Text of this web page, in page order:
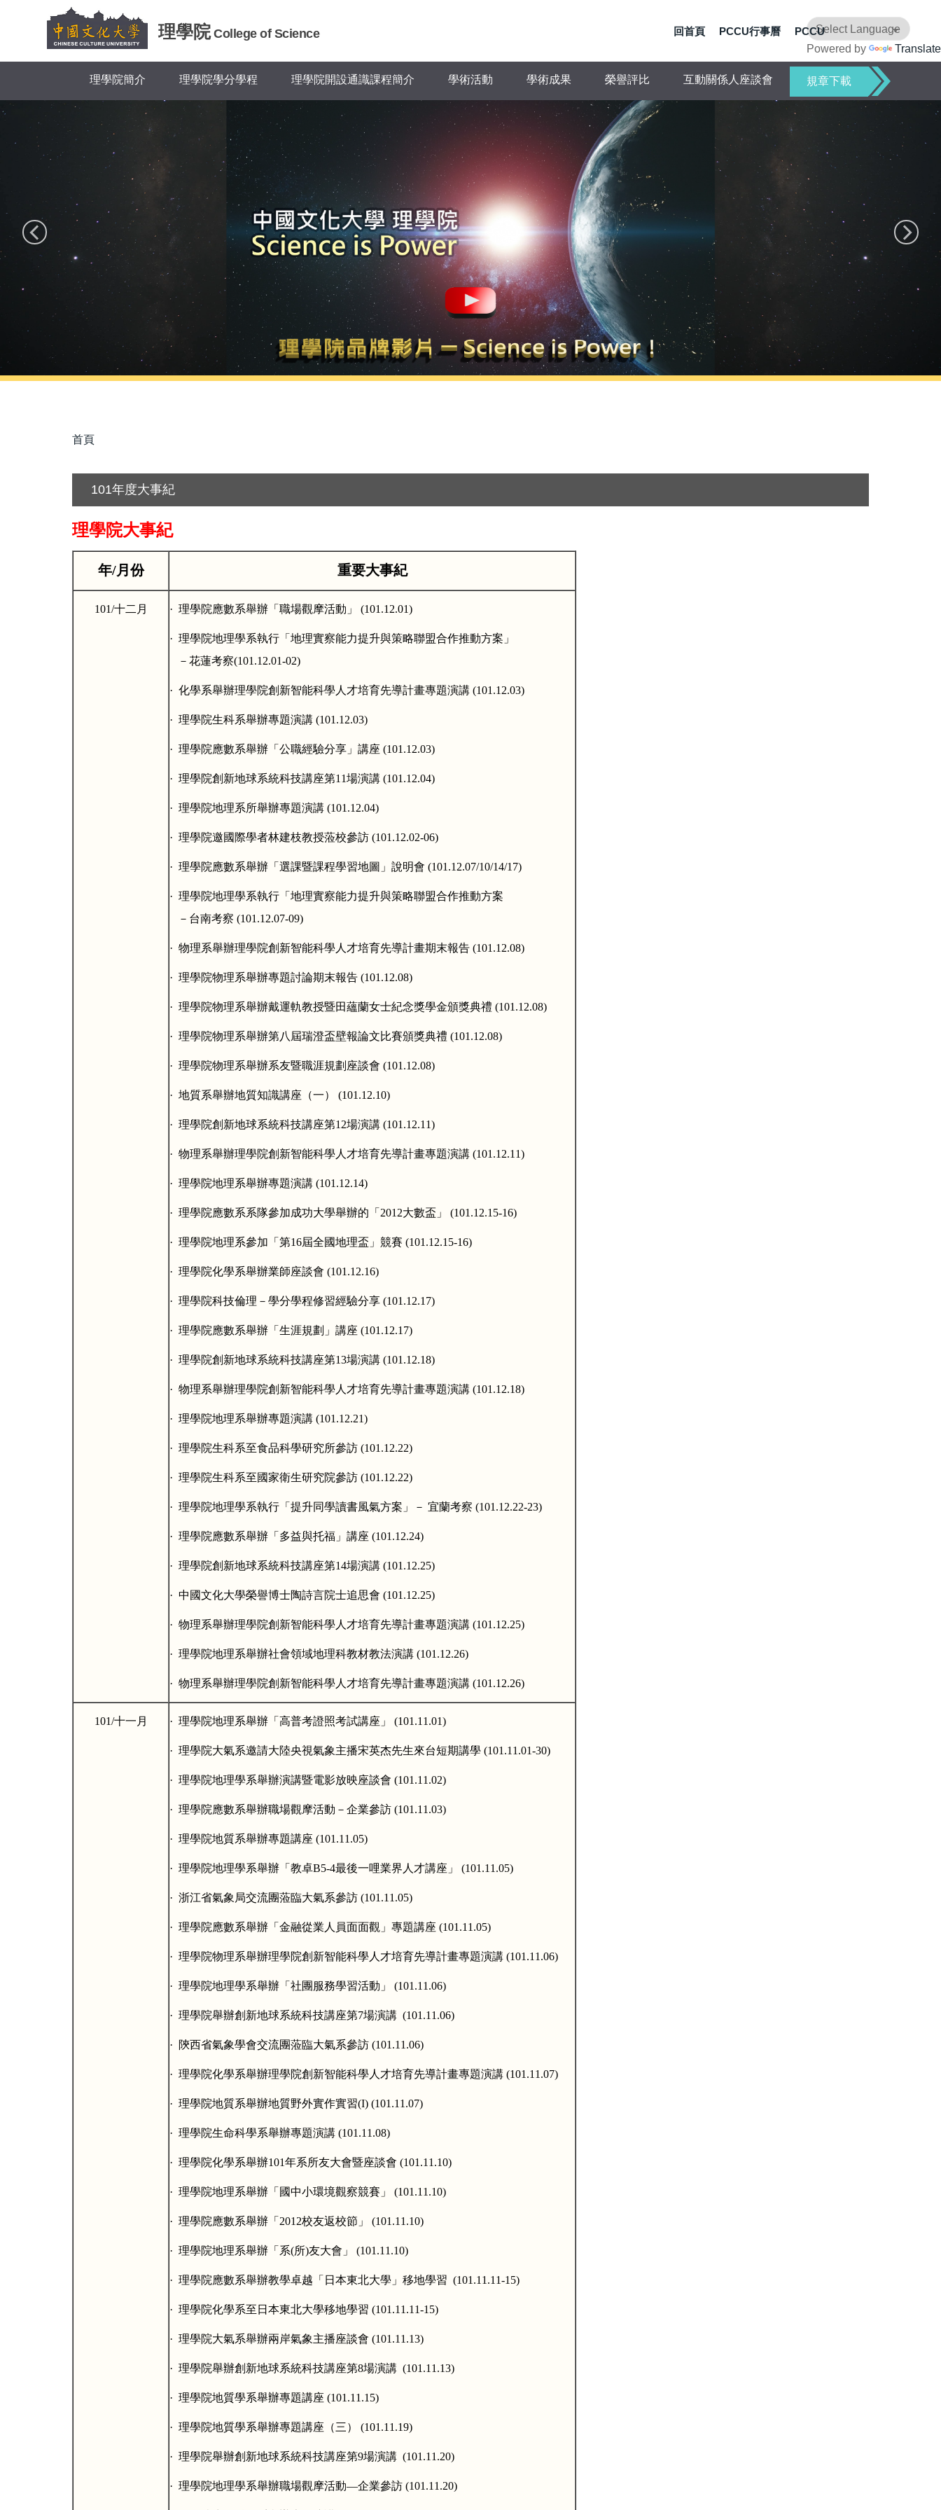
要
理學院 College of Science
Powered by Translate
回首頁 PCCU行事曆 PCCU
理學院簡介 理學院學分學程 理學院開設通識課程簡介 學術活動 學術成果 榮譽評比 互動關係人座談會 規章下載
首頁
101年度大事紀
理學院大事紀
年/月份 重要大事紀
101/十二月 · 理學院應數系舉辦「職場觀摩活動」 (101.12.01)
· 理學院地理學系執行「地理實察能力提升與策略聯盟合作推動方案」
－花蓮考察(101.12.01-02)
· 化學系舉辦理學院創新智能科學人才培育先導計畫專題演講 (101.12.03)
· 理學院生科系舉辦專題演講 (101.12.03)
· 理學院應數系舉辦「公職經驗分享」講座 (101.12.03)
· 理學院創新地球系統科技講座第11場演講 (101.12.04)
· 理學院地理系所舉辦專題演講 (101.12.04)
· 理學院邀國際學者林建枝教授蒞校參訪 (101.12.02-06)
· 理學院應數系舉辦「選課暨課程學習地圖」說明會 (101.12.07/10/14/17)
· 理學院地理學系執行「地理實察能力提升與策略聯盟合作推動方案
－ 台南考察 (101.12.07-09)
· 物理系舉辦理學院創新智能科學人才培育先導計畫期末報告 (101.12.08)
· 理學院物理系舉辦專題討論期末報告 (101.12.08)
· 理學院物理系舉辦戴運軌教授暨田蘊蘭女士紀念獎學金頒獎典禮 (101.12.08)
· 理學院物理系舉辦第八屆瑞澄盃壁報論文比賽頒獎典禮 (101.12.08)
· 理學院物理系舉辦系友暨職涯規劃座談會 (101.12.08)
· 地質系舉辦地質知識講座（一） (101.12.10)
· 理學院創新地球系統科技講座第12場演講 (101.12.11)
· 物理系舉辦理學院創新智能科學人才培育先導計畫專題演講 (101.12.11)
· 理學院地理系舉辦專題演講 (101.12.14)
· 理學院應數系系隊參加成功大學舉辦的「 2012大數盃」 (101.12.15-16)
· 理學院地理系參加「第16屆全國地理盃」競賽 (101.12.15-16)
· 理學院化學系舉辦業師座談會 (101.12.16)
· 理學院科技倫理－學分學程修習經驗分享 (101.12.17)
· 理學院應數系舉辦「生涯規劃」講座 (101.12.17)
· 理學院創新地球系統科技講座第13場演講 (101.12.18)
· 物理系舉辦理學院創新智能科學人才培育先導計畫專題演講 (101.12.18)
· 理學院地理系舉辦專題演講 (101.12.21)
· 理學院生科系至食品科學研究所參訪 (101.12.22)
· 理學院生科系至國家衛生研究院參訪 (101.12.22)
· 理學院地理學系執行「提升同學讀書風氣方案」－ 宜蘭考察 (101.12.22-23)
· 理學院應數系舉辦「多益與托福」講座 (101.12.24)
· 理學院創新地球系統科技講座第14場演講 (101.12.25)
· 中國文化大學榮譽博士陶詩言院士追思會 (101.12.25)
· 物理系舉辦理學院創新智能科學人才培育先導計畫專題演講 (101.12.25)
· 理學院地理系舉辦社會領域地理科教材教法演講 (101.12.26)
· 物理系舉辦理學院創新智能科學人才培育先導計畫專題演講 (101.12.26)
101/十一月 · 理學院地理系舉辦「高普考證照考試講座」 (101.11.01)
· 理學院大氣系邀請大陸央視氣象主播宋英杰先生來台短期講學 (101.11.01-30)
· 理學院地理學系舉辦演講暨電影放映座談會 (101.11.02)
· 理學院應數系舉辦職場觀摩活動－企業參訪 (101.11.03)
· 理學院地質系舉辦專題講座 (101.11.05)
· 理學院地理學系舉辦「教卓B5-4最後一哩業界人才講座」 (101.11.05)
· 浙江省氣象局交流團蒞臨大氣系參訪 (101.11.05)
· 理學院應數系舉辦「金融從業人員面面觀」專題講座 (101.11.05)
· 理學院物理系舉辦理學院創新智能科學人才培育先導計畫專題演講 (101.11.06)
· 理學院地理學系舉辦「社團服務學習活動」 (101.11.06)
· 理學院舉辦創新地球系統科技講座第7場演講 (101.11.06)
· 陝西省氣象學會交流團蒞臨大氣系參訪 (101.11.06)
· 理學院化學系舉辦理學院創新智能科學人才培育先導計畫專題演講 (101.11.07)
· 理學院地質系舉辦地質野外實作實習(I) (101.11.07)
· 理學院生命科學系舉辦專題演講 (101.11.08)
· 理學院化學系舉辦101年系所友大會暨座談會 (101.11.10)
· 理學院地理系舉辦「國中小環境觀察競賽」 (101.11.10)
· 理學院應數系舉辦「 2012校友返校節」 (101.11.10)
· 理學院地理系舉辦「系(所)友大會」 (101.11.10)
· 理學院應數系舉辦教學卓越「日本東北大學」移地學習 (101.11.11-15)
· 理學院化學系至日本東北大學移地學習 (101.11.11-15)
· 理學院大氣系舉辦兩岸氣象主播座談會 (101.11.13)
· 理學院舉辦創新地球系統科技講座第8場演講 (101.11.13)
· 理學院地質學系舉辦專題講座 (101.11.15)
· 理學院地質學系舉辦專題講座（三） (101.11.19)
· 理學院舉辦創新地球系統科技講座第9場演講 (101.11.20)
· 理學院地理學系舉辦職場觀摩活動—企業參訪 (101.11.20)